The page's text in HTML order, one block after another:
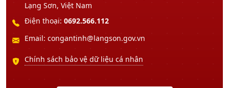
Lạng Sơn, Việt Nam
Điện thoại: 0692.566.112
Email: congantinh@langson.gov.vn
Chính sách bảo vệ dữ liệu cá nhân